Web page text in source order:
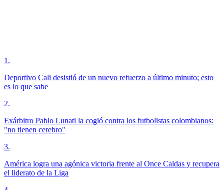
1 .
Deportivo Cali desistió de un nuevo refuerzo a último minuto; esto
es lo que sabe
2.
Exárbitro Pablo Lunati la cogió contra los futbolistas colombianos:
"no tienen cerebro"
3.
América logra una agónica victoria frente al Once Caldas y recupera
el liderato de la Liga